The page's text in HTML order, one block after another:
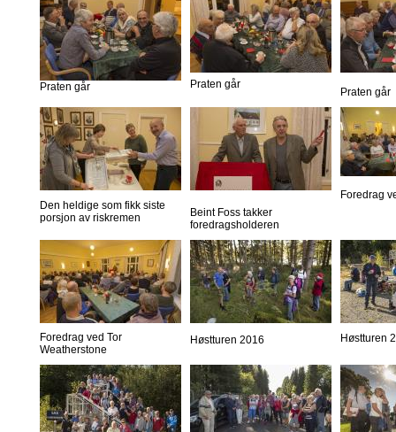
Praten går Praten går
Praten går
Den heldige som fikk siste
porsjon av riskremen
Beint Foss takker
foredragsholderen
Foredrag
Foredrag ved Tor
Weatherstone
Høstturen 2016 Høstturen